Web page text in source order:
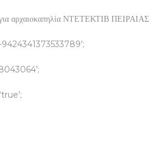
αρχαιοκαπηλία ΝΤΕΤΕΚΤΙΒ ΠΕΙΡΑΙΑΣ